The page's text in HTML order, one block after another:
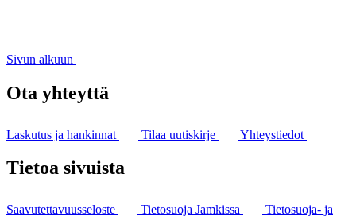
Sivun alkuun
Ota yhteyttä
Laskutus ja hankinnat Tilaa uutiskirje Yhteystiedot
Tietoa sivuista
Saavutettavuusseloste Tietosuoja Jamkissa
Tietosuoja- ja